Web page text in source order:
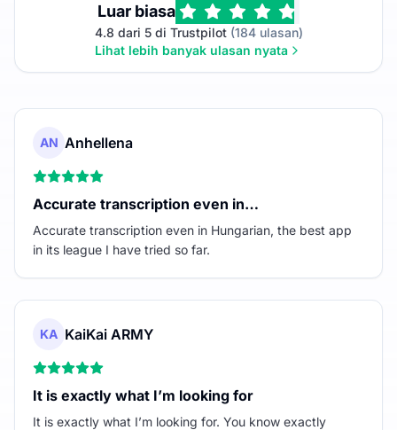
Luar biasa
4.8 dari 5 di Trustpilot(184 ulasan)
Lihat lebih banyak ulasan nyata
AN Anhellena
Accurate transcription even in…
Accurate transcription even in Hungarian, the best app
in its league I have tried so far.
KA KaiKai ARMY
It is exactly what I’m looking for
It is exactly what I’m looking for. You know exactly